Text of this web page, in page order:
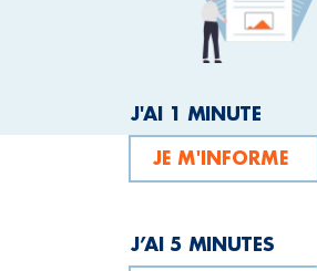
J'AI 1 MINUTE
JE M'INFORME
J’AI 5 MINUTES